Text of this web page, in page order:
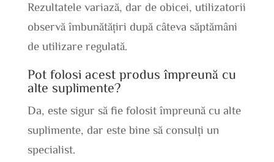
Rezultatele variază, dar de obicei, utilizatorii
observă îmbunătățiri după câteva săptămâni
de utilizare regulată.
Pot folosi acest produs împreună cu
alte suplimente?
Da, este sigur să fie folosit împreună cu alte
suplimente, dar este bine să consulți un
specialist.